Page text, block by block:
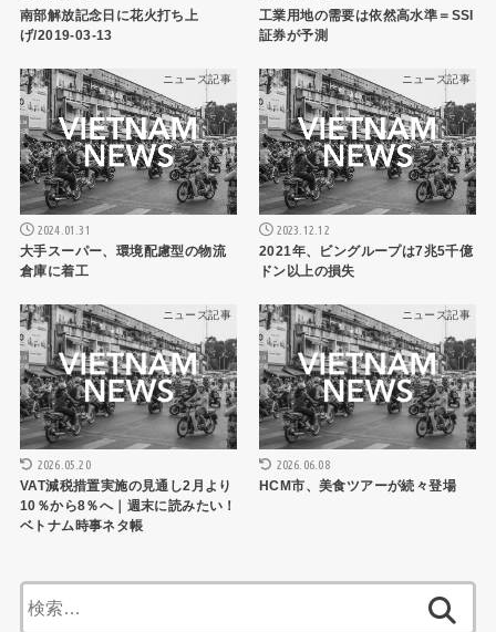
南部解放記念日に花火打ち上
げ/2019-03-13
工業用地の需要は依然高水準＝SSI
証券が予測
ニュース記事
2024.01.31
大手スーパー、環境配慮型の物流
倉庫に着工
ニュース記事
2023.12.12
2021年、ビングループは7兆5千億
ドン以上の損失
ニュース記事
2026.05.20
VAT減税措置実施の見通し2月より
10％から8％へ｜週末に読みたい！
ベトナム時事ネタ帳
ニュース記事
2026.06.08
HCM市、美食ツアーが続々登場